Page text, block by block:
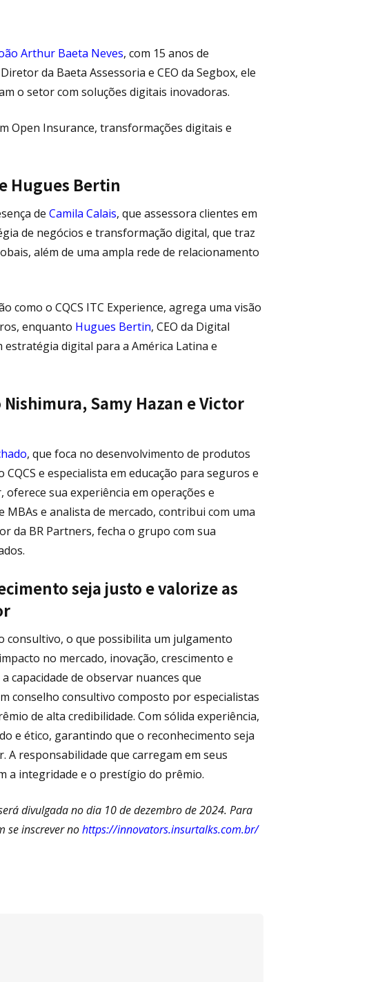
Arthur Baeta Neves, com 15 anos de
da Baeta Assessoria e CEO da Segbox, ele
o setor com soluções digitais inovadoras.
Open Insurance, transformações digitais e
Hugues Bertin
de Camila Calais, que assessora clientes em
de negócios e transformação digital, que traz
além de uma ampla rede de relacionamento
como o CQCS ITC Experience, agrega uma visão
enquanto Hugues Bertin, CEO da Digital
digital para a América Latina e
Samy Hazan e Victor
, que foca no desenvolvimento de produtos
e especialista em educação para seguros e
oferece sua experiência em operações e
MBAs e analista de mercado, contribui com uma
da BR Partners, fecha o grupo com sua
seja justo e valorize as
consultivo, o que possibilita um julgamento
no mercado, inovação, crescimento e
capacidade de observar nuances que
conselho consultivo composto por especialistas
de alta credibilidade. Com sólida experiência,
e ético, garantindo que o reconhecimento seja
responsabilidade que carregam em seus
a integridade e o prestígio do prêmio.
divulgada no dia 10 de dezembro de 2024. Para
se inscrever nohttps://innovators.insurtalks.com.br/